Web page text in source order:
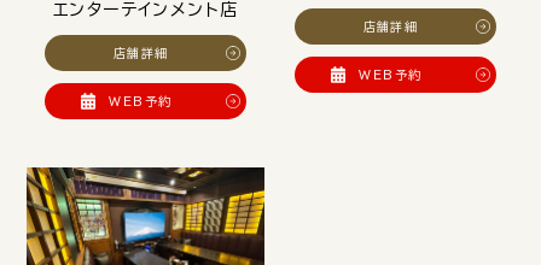
エンターテインメント店
店舗詳細
WEB予約
店舗詳細
WEB予約